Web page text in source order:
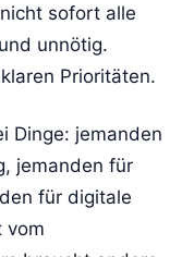
sofort alle
unnötig.
Prioritäten.
Dinge: jemanden
jemanden für
für digitale
vom